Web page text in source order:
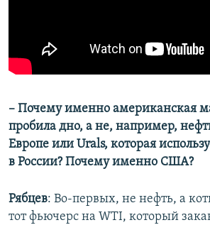
– Почему именно американская
пробила дно, а не, например,
Европе или Urals, которая
в России? Почему именно США?
Рябцев: Во-первых, не нефть, а
тот фьючерс на WTI, который